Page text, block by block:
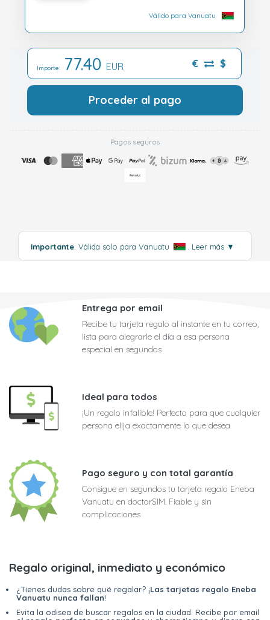
Válido para Vanuatu
Importe: 77.40 EUR € $
Proceder al pago
Pagos seguros
Importante: Válida solo para Vanuatu Leer más ▼
Entrega por email
Recibe tu tarjeta regalo al instante en tu correo,
lista para alegrarle el día a esa persona
especial en segundos
Ideal para todos
¡Un regalo infalible! Perfecto para que cualquier
persona elija exactamente lo que desea
Pago seguro y con total garantía
Consigue en segundos tu tarjeta regalo Eneba
Vanuatu en doctorSIM. Fiable y sin
complicaciones
Regalo original, inmediato y económico
¿Tienes dudas sobre qué regalar? ¡Las tarjetas regalo Eneba
Vanuatu nunca fallan!
Evita la odisea de buscar regalos en la ciudad. Recibe por email